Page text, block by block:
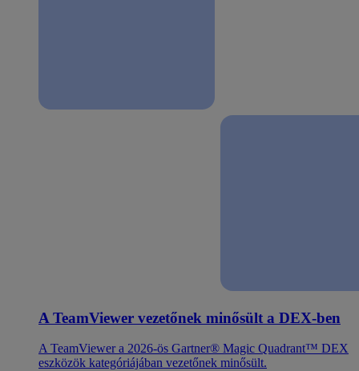
A TeamViewer vezetőnek minősült a DEX-ben
A TeamViewer a 2026-ös Gartner® Magic Quadrant™ DEX
eszközök kategóriájában vezetőnek minősült.